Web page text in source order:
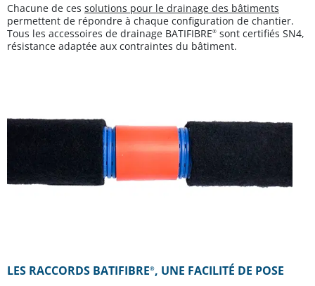
Chacune de ces solutions pour le drainage des bâtiments
permettent de répondre à chaque configuration de chantier.
Tous les accessoires de drainage BATIFIBRE® sont certifiés SN4,
résistance adaptée aux contraintes du bâtiment.
LES RACCORDS BATIFIBRE®, UNE FACILITÉ DE POSE